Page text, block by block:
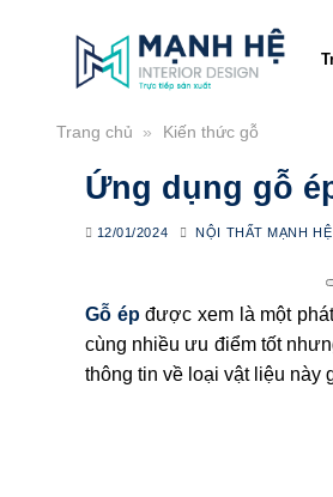
Trang chủ » Kiến thức gỗ
Ứng dụng gỗ
12/01/2024 NỘI THẤT MẠNH HỆ
Gỗ épđược xem là một
cùng nhiều ưu điểm tốt
thông tin về loại vật liệu này